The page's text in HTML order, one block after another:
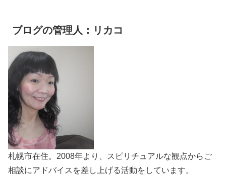
ブログの管理人：リカコ
札幌市在住。2008年より、スピリチュアルな観点からご
相談にアドバイスを差し上げる活動をしています。